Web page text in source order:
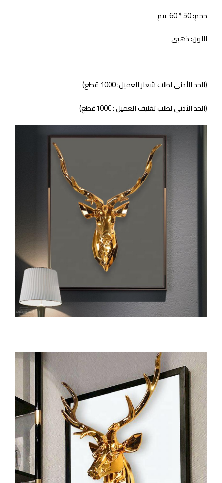
حجم: 50 * 60 سم
اللون: ذهبي
(الحد الأدنى لطلب شعار العميل: 1000 قطع)
(الحد الأدنى لطلب تغليف العميل : 1000قطع)